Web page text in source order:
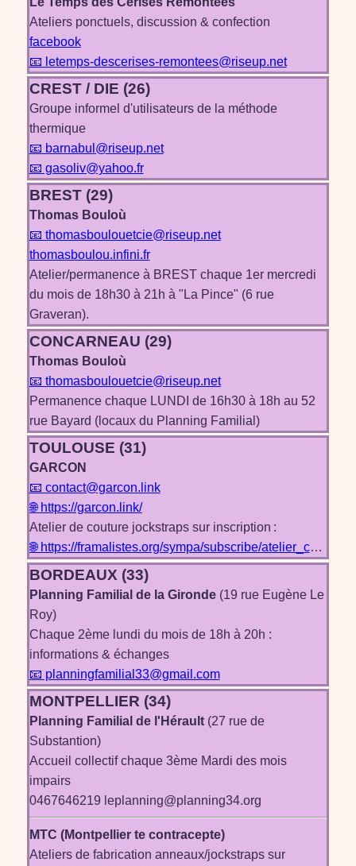
Ateliers ponctuels, discussion & confection
facebook
📧 letemps-descerises-remontees@riseup.net
CREST / DIE (26)
Groupe informel d'utilisateurs de la méthode
thermique
📧 barnabul@riseup.net
📧 gasoliv@yahoo.fr
BREST (29)
Thomas Bouloù
📧 thomasboulouetcie@riseup.net
thomasboulou.infini.fr
Atelier/permanence à BREST chaque 1er mercredi
du mois de 18h30 à 21h à "La Pince" (6 rue
Graveran).
CONCARNEAU (29)
Thomas Bouloù
📧 thomasboulouetcie@riseup.net
Permanence chaque LUNDI de 16h30 à 18h au 52
rue Bayard (locaux du Planning Familial)
TOULOUSE (31)
GARCON
📧 contact@garcon.link
🌐 https://garcon.link/
Atelier de couture jockstraps sur inscription :
🌐 https://framalistes.org/sympa/subscribe/atelier_couture
BORDEAUX (33)
Planning Familial de la Gironde(19 rue Eugène Le
Roy)
Chaque 2ème lundi du mois de 18h à 20h :
informations & échanges
📧 planningfamilial33@gmail.com
MONTPELLIER (34)
Planning Familial de l'Hérault(27 rue de
Substantion)
Accueil collectif chaque 3ème Mardi des mois
impairs
0467646219 leplanning@planning34.org
MTC (Montpellier te contracepte)
Ateliers de fabrication anneaux/jockstraps sur